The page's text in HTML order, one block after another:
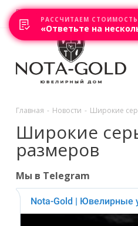
Главная Акции Каталоги
Главная - Новости - Широкие
Широкие
размеров
Мы в Telegram
РАССЧИТАЕМ
«Ответьте на